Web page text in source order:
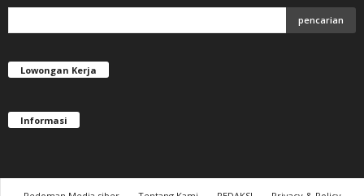
Lowongan Kerja
Informasi